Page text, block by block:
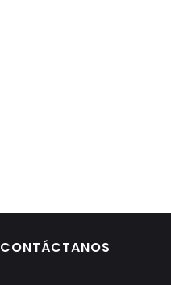
CONTÁCTANOS